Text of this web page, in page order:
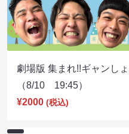
劇場版 集まれ!!ギャンし
（8/10 19:45）
¥2000 (税込)